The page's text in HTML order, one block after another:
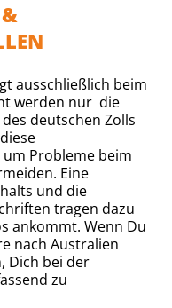
ausschließlich beim
werden nur die
deutschen Zolls
Probleme beim
Eine
und die
tragen dazu
ankommt. Wenn Du
nach Australien
Dich bei der
zu